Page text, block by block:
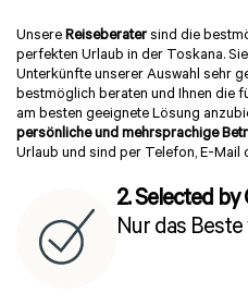
Unsere Reiseberater sind die
perfekten Urlaub in der Toskana.
Unterkünfte unserer Auswahl sehr
bestmöglich beraten und Ihnen die
am besten geeignete Lösung
persönliche und mehrsprachige
Urlaub und sind per Telefon, E-Mail
2. Selected by
Nur das Beste